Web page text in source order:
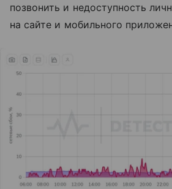
позвонить и недоступность
на сайте и мобильного